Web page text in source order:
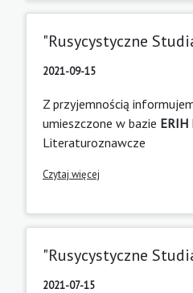
"Rusycystyczne
2021-09-15
Z przyjemnością
umieszczone w bazie ERIH
Literaturoznawcze
Czytaj więcej
"Rusycystyczne
2021-07-15